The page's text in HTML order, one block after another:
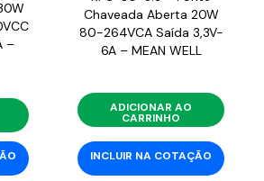
–
Chaveada Aberta 20W
80-264VCA Saída 3,3V-
6A – MEAN WELL
ADICIONAR AO
CARRINHO
INCLUIR NA COTAÇÃO